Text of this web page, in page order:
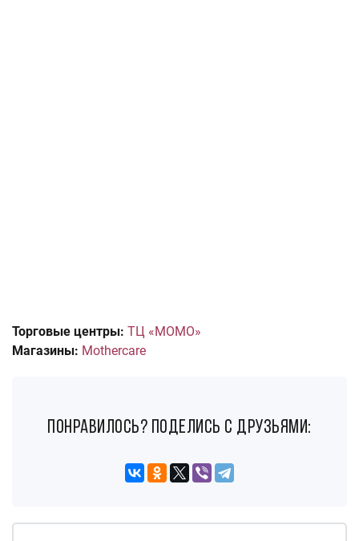
Торговые центры: ТЦ «МОМО»
Магазины: Mothercare
понравилось? поделись с друзьями: